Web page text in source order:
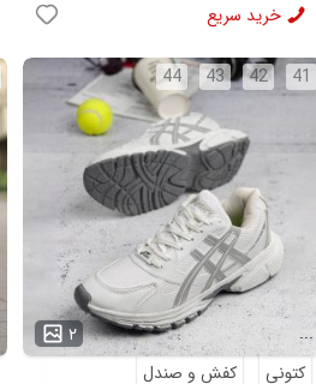
خرید سریع
41
42
43
44
۲
...
کتونی
کفش و صندل